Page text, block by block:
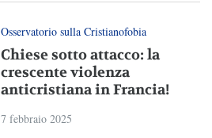
Osservatorio sulla Cristianofobia
Chiese sotto attacco: la
crescente violenza
anticristiana in Francia!
7 febbraio 2025